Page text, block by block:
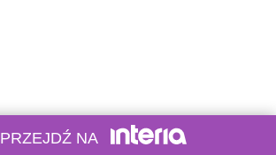
PRZEJDŹ NA